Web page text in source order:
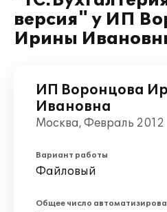
версия" у ИП
Ирины
ИП Воронцова
Ивановна
Москва, Февраль 2012
Вариант работы
Файловый
Общее число